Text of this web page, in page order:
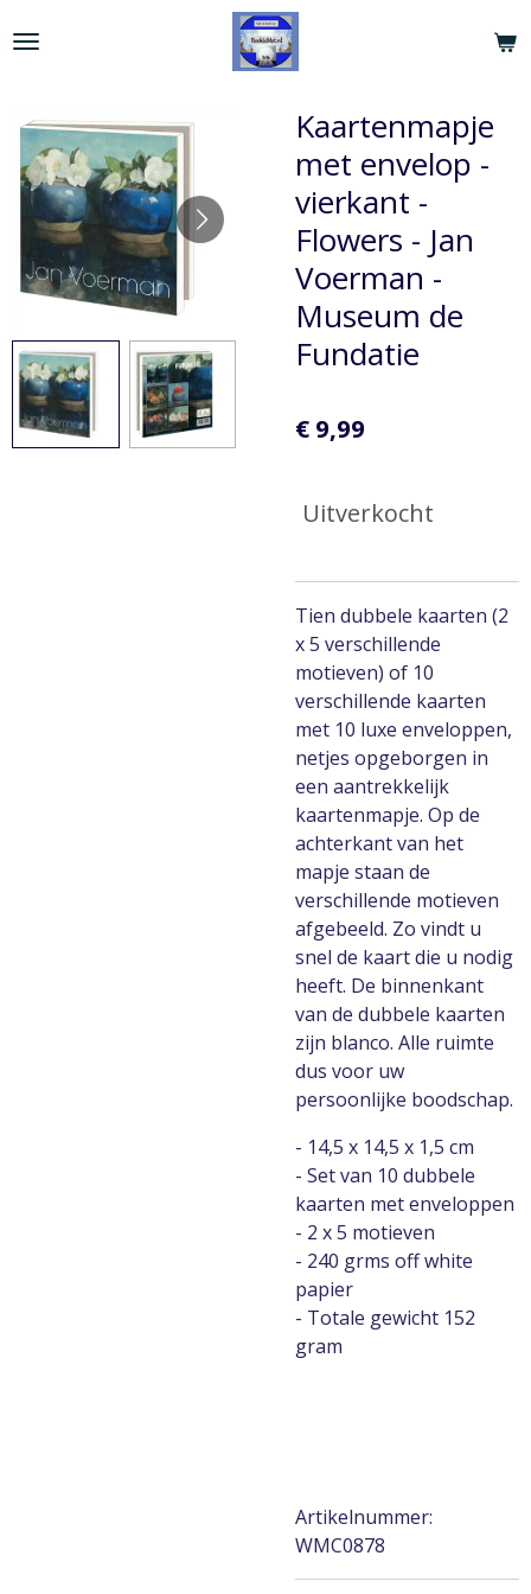
direct
hoofdinhoud
Kaartenmapje
met envelop -
vierkant -
Flowers - Jan
Voerman -
Museum de
Fundatie
€ 9,99
Uitverkocht
Tien dubbele kaarten (2
x 5 verschillende
motieven) of 10
verschillende kaarten
met 10 luxe enveloppen,
netjes opgeborgen in
een aantrekkelijk
kaartenmapje. Op de
achterkant van het
mapje staan de
verschillende motieven
afgebeeld. Zo vindt u
snel de kaart die u nodig
heeft. De binnenkant
van de dubbele kaarten
zijn blanco. Alle ruimte
dus voor uw
persoonlijke boodschap.
- 14,5 x 14,5 x 1,5 cm
- Set van 10 dubbele
kaarten met enveloppen
- 2 x 5 motieven
- 240 grms off white
papier
- Totale gewicht 152
gram
Artikelnummer:
WMC0878